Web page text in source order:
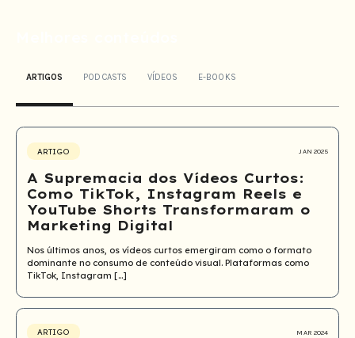
ARTIGOS PODCASTS VÍDEOS E-BOOKS
ARTIGO JAN 2025
A Supremacia dos Vídeos Curtos:
Como TikTok, Instagram Reels e
YouTube Shorts Transformaram o
Marketing Digital
Nos últimos anos, os vídeos curtos emergiram como o formato
dominante no consumo de conteúdo visual. Plataformas como
TikTok, Instagram […]
ARTIGO MAR 2024